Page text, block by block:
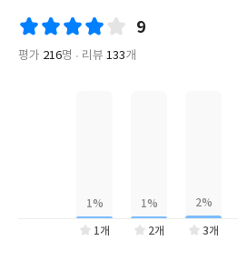
이다. 각 작품에 등장하는 탐정들은 진
을 추적하지만 사건은 점점 더 미궁에
위기를 겪거나 짓궂은 우연의 장난에
『뉴욕 3부작』의 또 다른 재미 중의
주기 형식의 일화들에 있다. '자연언어'
고로 죽자 그 아들이 아버지의 뒤를 이
리에 관한 일화, 어려서 잃은 아버지의
힌 채로 목격한 아들의 이야기, 창세기
도, 기억과 현재, 시간의 흐름과 삶의
냈다. 초기작들을 연상시키면서도 삶
한 사유 또한 보여 준다는 평가를 받은
정원 속 나뭇가지처럼 얽혀 있는 삶의
설은 1968년 뉴욕에서 가난한 문인 지
이후 함께한 40년간의 세월, 그리고 뉴
『바
움
가
9
평가 216명 리뷰 133개
1개 2개 3개